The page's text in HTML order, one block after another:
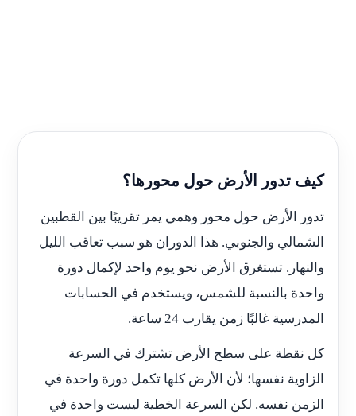
كيف تدور الأرض حول محورها؟
تدور الأرض حول محور وهمي يمر تقريبًا بين القطبين
الشمالي والجنوبي. هذا الدوران هو سبب تعاقب الليل
والنهار. تستغرق الأرض نحو يوم واحد لإكمال دورة
واحدة بالنسبة للشمس، ويستخدم في الحسابات
المدرسية غالبًا زمن يقارب 24 ساعة.
كل نقطة على سطح الأرض تشترك في السرعة
الزاوية نفسها؛ لأن الأرض كلها تكمل دورة واحدة في
الزمن نفسه. لكن السرعة الخطية ليست واحدة في